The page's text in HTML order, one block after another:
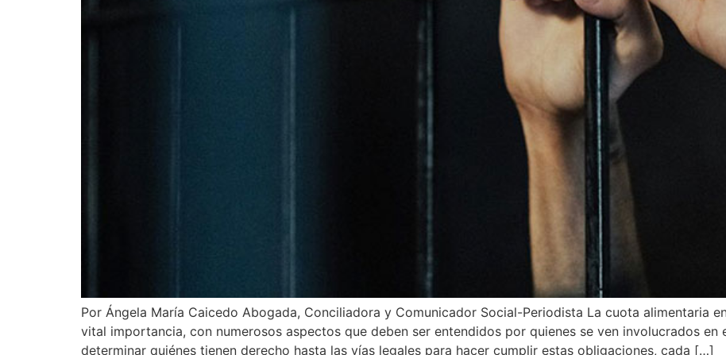
Por Ángela María Caicedo Abogada, Conciliadora y Comunicador Social-Periodista La cuota alimentaria
vital importancia, con numerosos aspectos que deben ser entendidos por quienes se ven involucrados
determinar quiénes tienen derecho hasta las vías legales para hacer cumplir estas obligaciones, cada […]